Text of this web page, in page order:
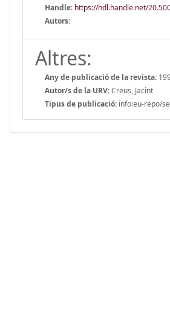
Handle: https://hdl.handle.net/
Autors:
Altres:
Any de publicació de la revista:
Autor/s de la URV:Creus, Jacint
Tipus de publicació: info:eu-repo/